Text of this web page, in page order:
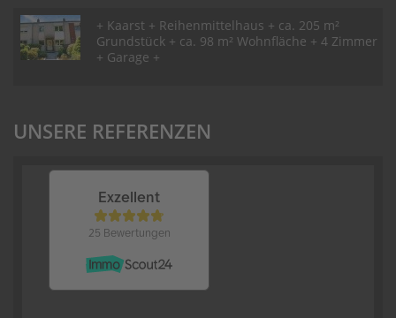
+ Kaarst + Reihenmittelhaus + ca. 205 m²
Grundstück + ca. 98 m² Wohnfläche + 4 Zimmer
+ Garage +
UNSERE REFERENZEN